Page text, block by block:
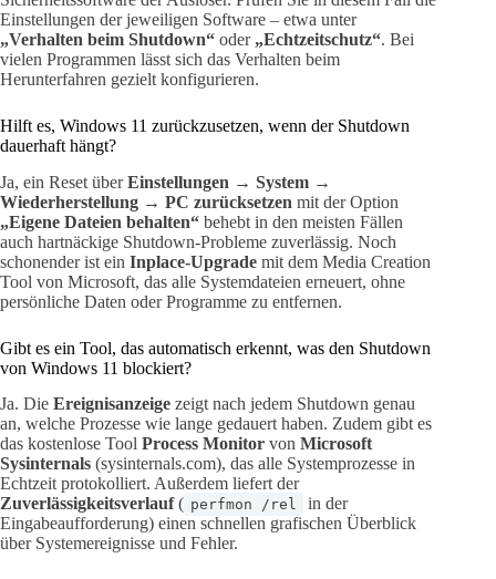
Einstellungen der jeweiligen Software – etwa unter
„Verhalten beim Shutdown“ oder „Echtzeitschutz“. Bei
vielen Programmen lässt sich das Verhalten beim
Herunterfahren gezielt konfigurieren.
Hilft es, Windows 11 zurückzusetzen, wenn der Shutdown
dauerhaft hängt?
Ja, ein Reset überEinstellungen → System →
Wiederherstellung → PC zurücksetzen mit der Option
„Eigene Dateien behalten“ behebt in den meisten Fällen
auch hartnäckige Shutdown-Probleme zuverlässig. Noch
schonender ist ein Inplace-Upgrade mit dem Media Creation
Tool von Microsoft, das alle Systemdateien erneuert, ohne
persönliche Daten oder Programme zu entfernen.
Gibt es ein Tool, das automatisch erkennt, was den Shutdown
von Windows 11 blockiert?
Ja. Die Ereignisanzeige zeigt nach jedem Shutdown genau
an, welche Prozesse wie lange gedauert haben. Zudem gibt es
das kostenlose Tool Process Monitor von Microsoft
Sysinternals (sysinternals.com), das alle Systemprozesse in
Echtzeit protokolliert. Außerdem liefert der
Zuverlässigkeitsverlauf( perfmon /rel
in der
Eingabeaufforderung) einen schnellen grafischen Überblick
über Systemereignisse und Fehler.